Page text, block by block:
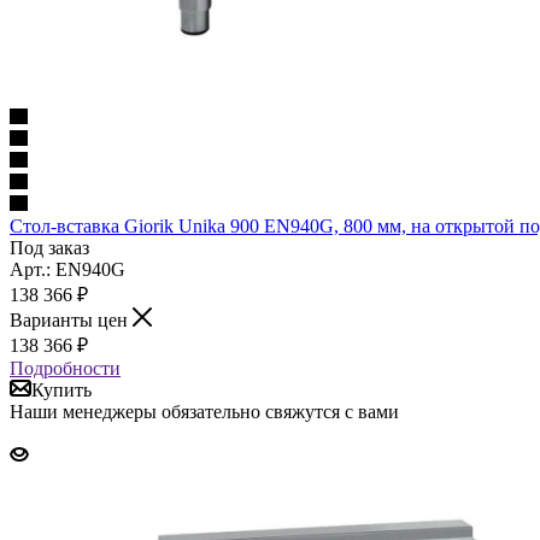
Стол-вставка Giorik Unika 900 EN940G, 800 мм, на открытой
Под заказ
Арт.: EN940G
138 366 ₽
Варианты цен
138 366 ₽
Подробности
Купить
Наши менеджеры обязательно свяжутся с вами